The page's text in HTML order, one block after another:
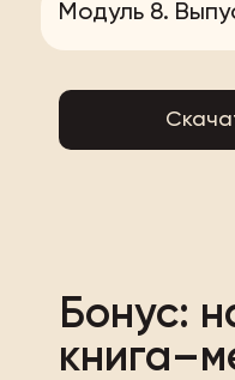
Модуль 8.
Бонус: